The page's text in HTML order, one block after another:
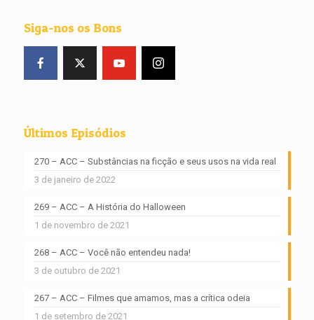
Siga-nos os Bons
Últimos Episódios
270 – ACC – Substâncias na ficção e seus usos na vida real
3 de janeiro de 2022
269 – ACC – A História do Halloween
1 de novembro de 2021
268 – ACC – Você não entendeu nada!
3 de outubro de 2021
267 – ACC – Filmes que amamos, mas a crítica odeia
1 de setembro de 2021